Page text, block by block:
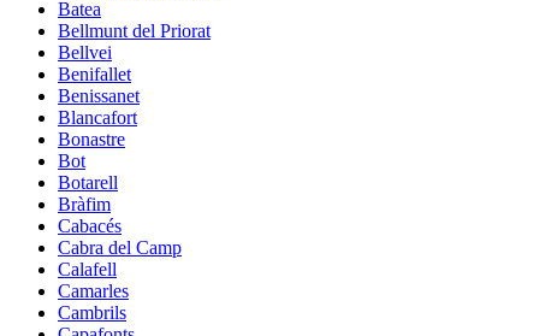
Batea
Bellmunt del Priorat
Bellvei
Benifallet
Benissanet
Blancafort
Bonastre
Bot
Botarell
Bràfim
Cabacés
Cabra del Camp
Calafell
Camarles
Cambrils